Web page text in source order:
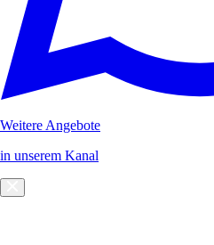
Weitere Angebote
in unserem Kanal